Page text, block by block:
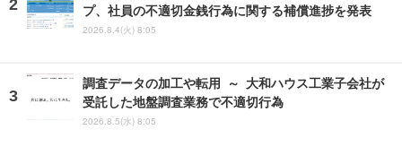
プ、社員の不適切金銭行為に関する補償進捗を発表
2026.8.4(火) 8:05
調査データの加工や転用 ～ 大和ハウス工業子会社が
受託した地盤調査業務で不適切行為
2026.8.5(水) 8:05